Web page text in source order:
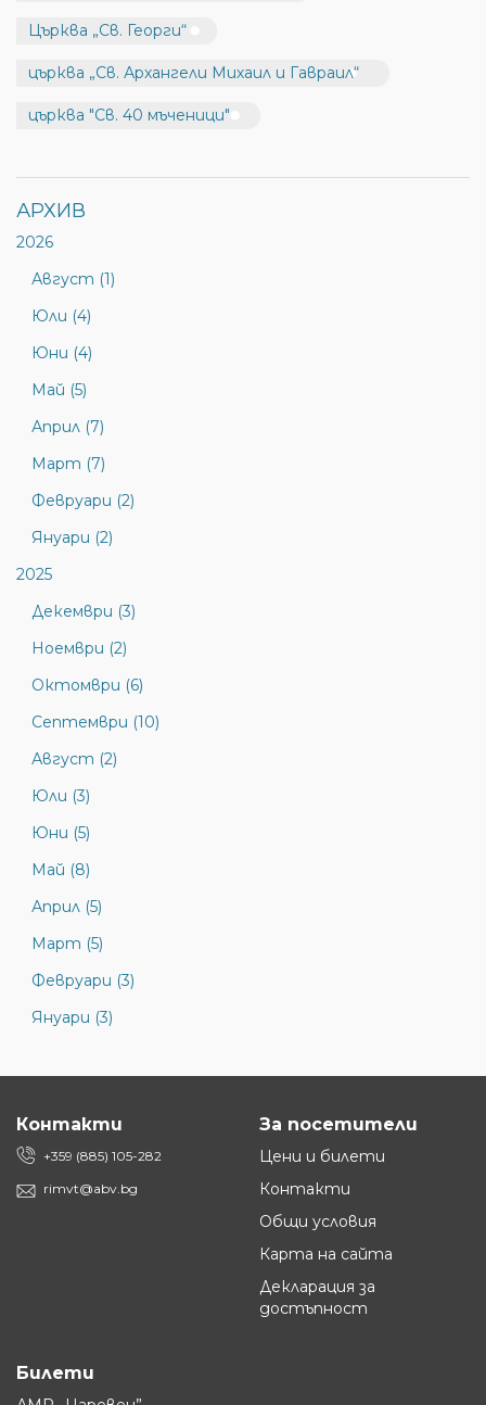
Църква „Св. Георги“
църква „Св. Архангели Михаил и Гавраил“
църква "Св. 40 мъченици"
АРХИВ
2026
Август (1)
Юли (4)
Юни (4)
Май (5)
Април (7)
Март (7)
Февруари (2)
Януари (2)
2025
Декември (3)
Ноември (2)
Октомври (6)
Септември (10)
Август (2)
Юли (3)
Юни (5)
Май (8)
Април (5)
Март (5)
Февруари (3)
Януари (3)
Контакти
+359 (885) 105-282
rimvt@abv.bg
За посетители
Цени и билети
Контакти
Общи условия
Карта на сайта
Декларация за
достъпност
Билети